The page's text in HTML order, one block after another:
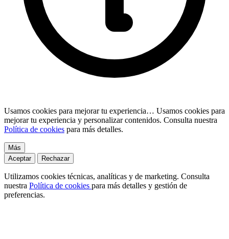
Usamos cookies para mejorar tu experiencia… Usamos cookies para
mejorar tu experiencia y personalizar contenidos. Consulta nuestra
Política de cookies para más detalles.
Más
Aceptar
Rechazar
Utilizamos cookies técnicas, analíticas y de marketing. Consulta
nuestra Política de cookies para más detalles y gestión de
preferencias.